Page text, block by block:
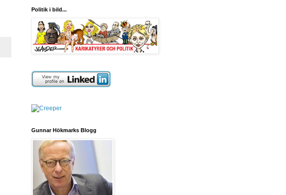
Politik i bild...
Gunnar Hökmarks Blogg